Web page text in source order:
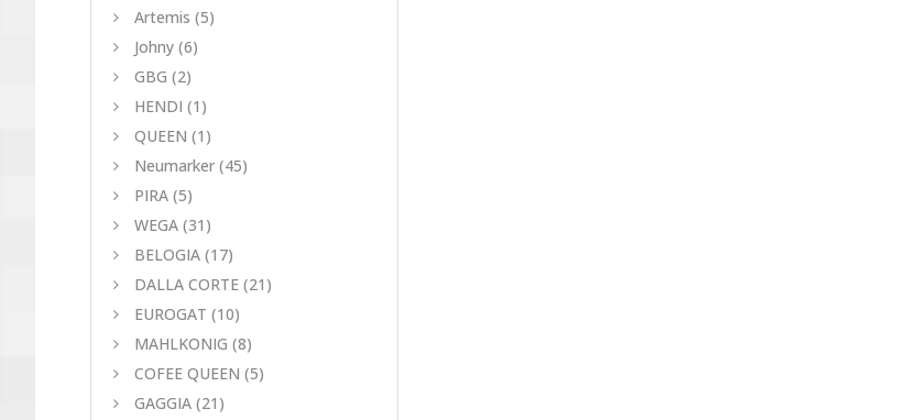
Artemis (5)
Johny (6)
GBG (2)
HENDI (1)
QUEEN (1)
Neumarker (45)
PIRA (5)
WEGA (31)
BELOGIA (17)
DALLA CORTE (21)
EUROGAT (10)
MAHLKONIG (8)
COFEE QUEEN (5)
GAGGIA (21)